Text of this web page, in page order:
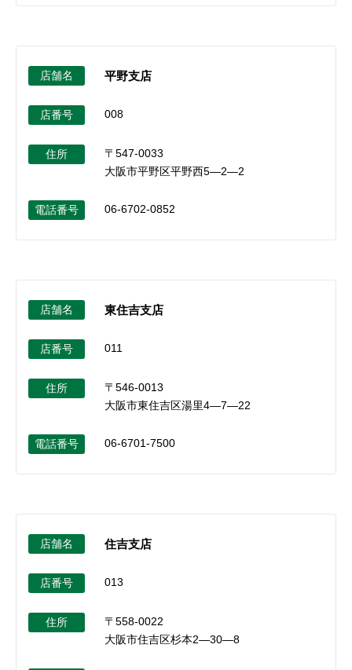
店舗名 平野支店
店番号 008
住所
〒547-0033
大阪市平野区平野西5―2―2
電話番号 06-6702-0852
店舗名 東住吉支店
店番号 011
住所
〒546-0013
大阪市東住吉区湯里4―7―22
電話番号 06-6701-7500
店舗名 住吉支店
店番号 013
住所
〒558-0022
大阪市住吉区杉本2―30―8